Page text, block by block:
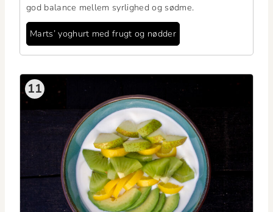
god bal­ance mellem syrlighed og sødme.
Marts’ yoghurt med frugt og nødder
11